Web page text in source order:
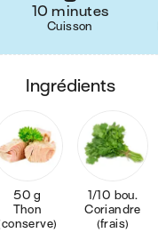
10 minutes
Cuisson
ingrédients
50 g
Thon
1/10 bou.
Coriandre
(frais)